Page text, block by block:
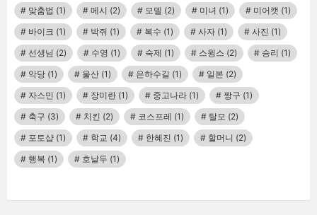
맞춤법 (1) 메시 (2) 모델 (2) 미녀 (1) 미어캣 (1)
바이크 (1) 박쥐 (1) 복수 (1) 사자 (1) 사진 (1)
선생님 (2) 수영 (1) 숙제 (1) 스윙스 (2) 승리 (1)
악당 (1) 울산 (1) 은하수길 (1) 일본 (2)
자스민 (1) 장미란 (1) 중고나라 (1) 짱구 (1)
축구 (3) 치킨 (2) 코스프레 (1) 탈모 (2)
포토샵 (1) 학교 (4) 한혜진 (1) 할머니 (2)
행복 (1) 호날두 (1)